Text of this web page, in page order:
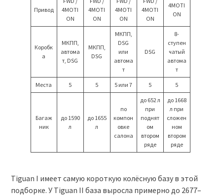
Привод
4MOTI
ON
4MOTI
ON
4MOTI
ON
4MOTI
ON
4MOTI
ON
Коробк
а
МКПП,
автома
т, DSG
МКПП,
DSG
МКПП,
DSG
или
автома
т
DSG
8-
ступен
чатый
автома
т
Места 5 5 5 или 7 5 5
Багаж
ник
до 1590
л
до 1655
л
по
компон
овке
салона
до 652 л
при
поднят
ом
втором
ряде
до 1668
л при
сложен
ном
втором
ряде
Tiguan I имеет самую короткую колёсную базу в этой
подборке. У Tiguan II база выросла примерно до 2677–